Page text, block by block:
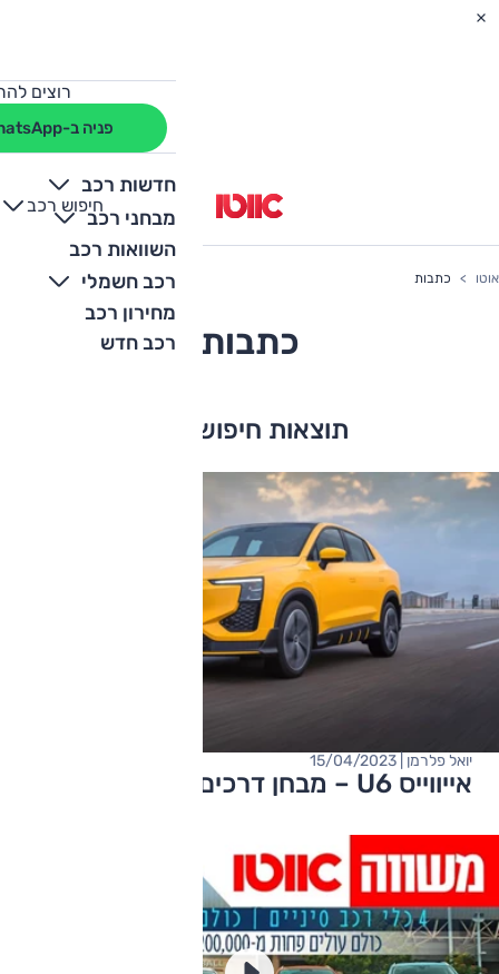
רוצים
פניה ב-WhatsApp
חדשות רכב
מבחני רכב
השוואות רכב
רכב חשמלי
מחירון רכב
רכב חדש
חיפוש רכב
+
-
אוטו כתבות
כתבות
תוצאות חיפוש (
אייווייס U6 – מבחן דרכים (השקה)
יואל פלרמן | 15/04/2023